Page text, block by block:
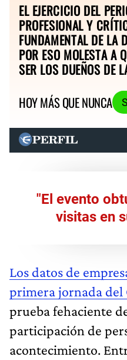
EL EJERCICIO DEL
PROFESIONAL Y
FUNDAMENTAL DE LA
POR ESO MOLESTA A
SER LOS DUEÑOS DE
HOY MÁS QUE NUNCA
"El evento
visitas en
Los datos de
primera jornada del
prueba fehaciente
participación de
acontecimiento.